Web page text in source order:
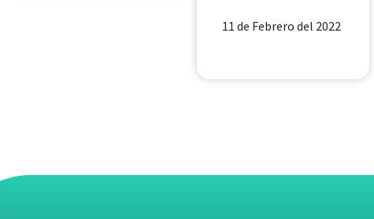
11 de Febrero del 2022